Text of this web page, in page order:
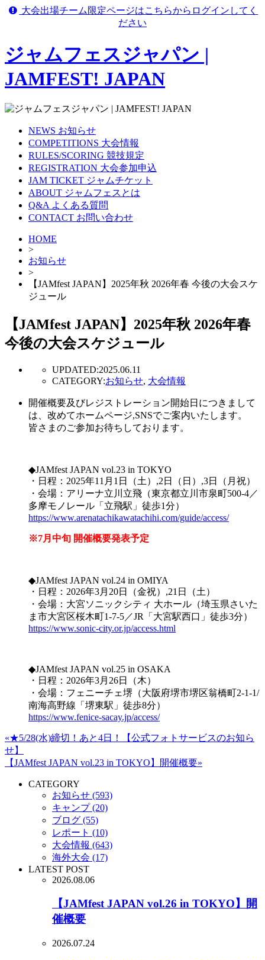
大会出場チーム限定ページはこちらからログインしてく
ださい
ジャムフェスジャパン |
JAMFEST! JAPAN
NEWS お知らせ
COMPETITIONS 大会情報
RULES/SCORING 競技規定
REGISTRATION 大会参加申込
JAM TICKET ジャムチケット
ABOUT ジャムフェスとは
Q&A よくある質問
CONTACT お問い合わせ
HOME
>
お知らせ
>
【JAMfest JAPAN】2025年秋 2026年春 今後の大会スケ
ジュール
【JAMfest JAPAN】2025年秋 2026年春
今後の大会スケジュール
UPDATED:2025.06.11
CATEGORY:お知らせ, 大会情報
開催概要及びレジストレーション開始日につきまして
は、改めてホームページ,SNSでご案内いたします。
皆さまのご参加お待ちしております。
◆JAMfest JAPAN vol.23 in TOKYO
・日程：2025年11月1日（土）,2日（日）,3日（月祝）
・会場：アリーナ立川立飛（東京都立川市泉町500-4／
多摩モノレール「立飛駅」徒歩1分）
https://www.arenatachikawatachihi.com/guide/access/
※7月中旬 開催概要発表予定
◆JAMfest JAPAN vol.24 in OMIYA
・日程：2026年3月20日（金祝）,21日（土）
・会場：大宮ソニックシティ 大ホール（埼玉県さいた
ま市大宮区桜木町1-7-5／JR「大宮駅西口」徒歩3分）
https://www.sonic-city.or.jp/access.html
◆JAMfest JAPAN vol.25 in OSAKA
・日程：2026年3月26日（木）
・会場：フェニーチェ堺（大阪府堺市堺区翁橋町2-1-1/
南海高野線「堺東駅」徒歩8分）
https://www.fenice-sacay.jp/access/
«★5/28(水)締切！あと4日！【公式フォトサービスのお知ら
せ】
【JAMfest JAPAN vol.23 in TOKYO】開催概要»
CATEGORY
お知らせ (593)
キャンプ (20)
ブログ (55)
レポート (10)
大会情報 (643)
海外大会 (17)
LATEST POST
2026.08.06
【JAMfest JAPAN vol.26 in TOKYO】開
催概要
2026.07.24